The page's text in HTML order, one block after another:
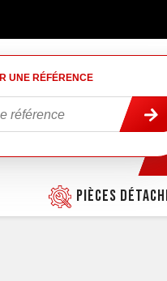
UNE RÉFÉRENCE
Pièces